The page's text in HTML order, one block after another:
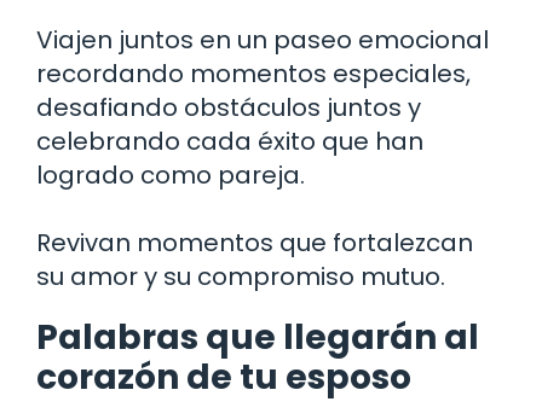
Viajen juntos en un paseo emocional
recordando momentos especiales,
desafiando obstáculos juntos y
celebrando cada éxito que han
logrado como pareja.
Revivan momentos que fortalezcan
su amor y su compromiso mutuo.
Palabras que llegarán al
corazón de tu esposo